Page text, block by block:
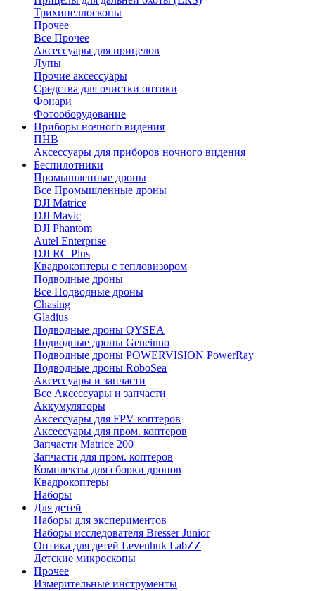
Трихинеллоскопы
Прочее
Все Прочее
Аксессуары для прицелов
Лупы
Прочие аксессуары
Средства для очистки оптики
Фонари
Фотооборудование
Приборы ночного видения
ПНВ
Аксессуары для приборов ночного видения
Беспилотники
Промышленные дроны
Все Промышленные дроны
DJI Matrice
DJI Mavic
DJI Phantom
Autel Enterprise
DJI RC Plus
Квадрокоптеры с тепловизором
Подводные дроны
Все Подводные дроны
Chasing
Gladius
Подводные дроны QYSEA
Подводные дроны Geneinno
Подводные дроны POWERVISION PowerRay
Подводные дроны RoboSea
Аксессуары и запчасти
Все Аксессуары и запчасти
Аккумуляторы
Аксессуары для FPV коптеров
Аксессуары для пром. коптеров
Запчасти Matrice 200
Запчасти для пром. коптеров
Комплекты для сборки дронов
Квадрокоптеры
Наборы
Для детей
Наборы для экспериментов
Наборы исследователя Bresser Junior
Оптика для детей Levenhuk LabZZ
Детские микроскопы
Прочее
Измерительные инструменты